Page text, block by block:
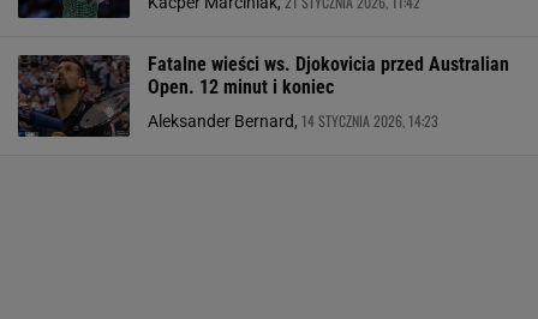
Fatalne wieści ws. Djokovicia przed Australian
Open. 12 minut i koniec
Aleksander Bernard, 14 STYCZNIA 2026, 14:23